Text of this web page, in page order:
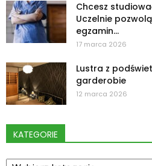
Chcesz
Uczelnie
egzamin...
17 marca 2026
Lustra z
garderobie
12 marca 2026
KATEGORIE
Kategorie